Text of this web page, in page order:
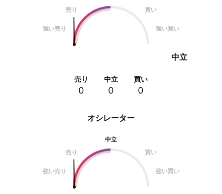
オシレーター
中立
売り
買い
強い売り 強い買い
売り
買い
強い売り 強い買い
中立
売り
0
中立
0
買い
0